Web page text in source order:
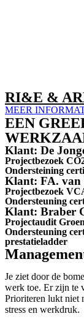
RI&E &
MEER
EEN
Klant: De
Projectbezoek
Ondersteining
Klant: FA. van
Projectbezoek
Ondersteuning
Klant: Braber
Projectaudit
Ondersteuning
prestatieladder
Je ziet door de
werk toe. Er zijn te
Prioriteren lukt niet
stress en werkdruk.